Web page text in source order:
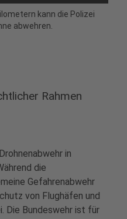
kann die Polizei
abwehren.
Rahmen
in
die
Gefahrenabwehr
von Flughäfen und
Die Bundeswehr ist für